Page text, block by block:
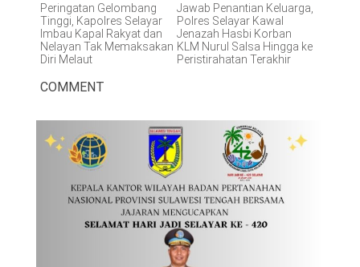
Peringatan Gelombang
Tinggi, Kapolres Selayar
Imbau Kapal Rakyat dan
Nelayan Tak Memaksakan
Diri Melaut
Jawab Penantian Keluarga,
Polres Selayar Kawal
Jenazah Hasbi Korban
KLM Nurul Salsa Hingga ke
Peristirahatan Terakhir
COMMENT